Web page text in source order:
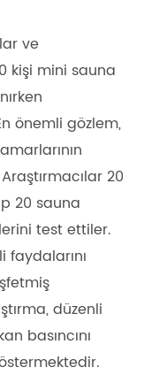
ve
kişi mini sauna
önemli gözlem,
20
20 sauna
test ettiler.
faydalarını
düzenli
basıncını